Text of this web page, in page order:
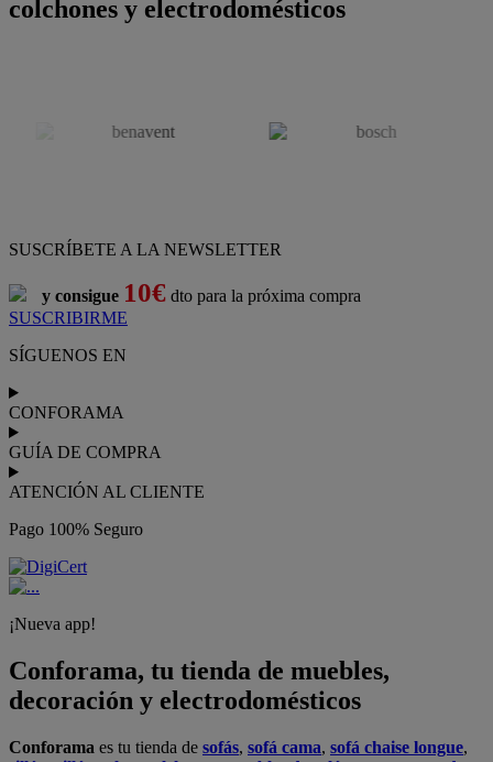
colchones y electrodomésticos
SUSCRÍBETE A LA NEWSLETTER
y consigue 10€ dto para la próxima compra
SUSCRIBIRME
SÍGUENOS EN
CONFORAMA
GUÍA DE COMPRA
ATENCIÓN AL CLIENTE
Pago 100% Seguro
¡Nueva app!
Conforama, tu tienda de muebles,
decoración y electrodomésticos
Conforama es tu tienda de sofás, sofá cama, sofá chaise longue,